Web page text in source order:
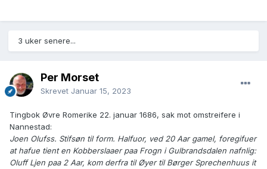
3 uker senere...
Per Morset
Skrevet Januar 15, 2023
Tingbok Øvre Romerike 22. januar 1686, sak mot omstreifere i
Nannestad:
Joen Olufss. Stifsøn til form. Halfuor, ved 20 Aar gamel, foregifuer
at hafue tient en Kobberslaaer paa Frogn i Gulbrandsdalen nafnlig:
Oluff Ljen paa 2 Aar, kom derfra til Øyer til Børger Sprechenhuus it